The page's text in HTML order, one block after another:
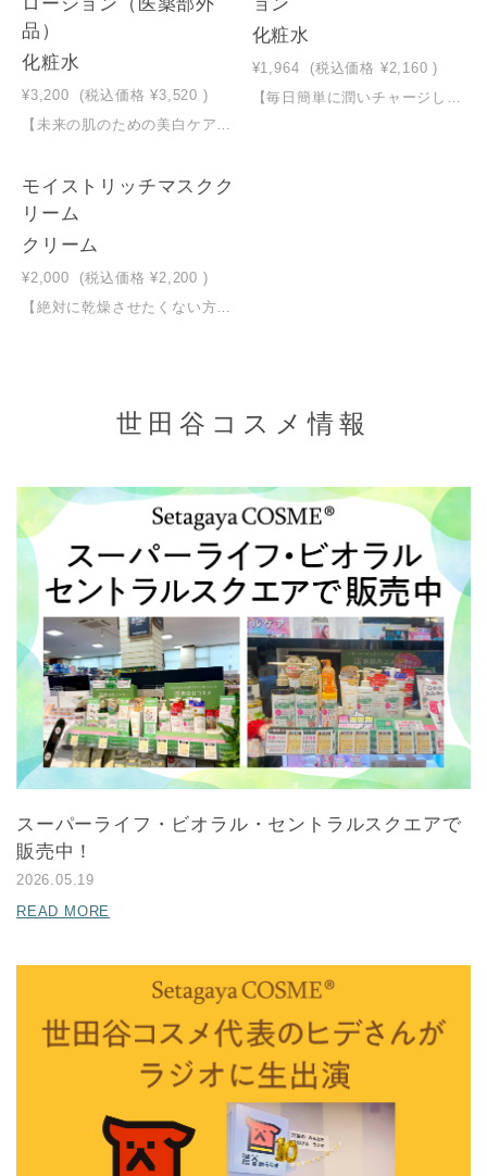
品）
化粧水
¥3,200 (税込価格 ¥3,520 )
化粧水
¥1,964 (税込価格 ¥2,160 )
モイストリッチマスクク
リーム
クリーム
¥2,000 (税込価格 ¥2,200 )
世田谷コスメ情報
スーパーライフ・ビオラル・セントラルスクエアで
販売中！
2026.05.19
READ MORE